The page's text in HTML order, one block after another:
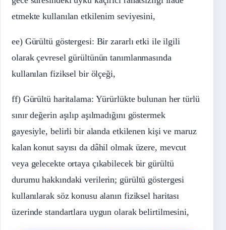
etmekte kullanılan etkilenim seviyesini,
ee) Gürültü göstergesi: Bir zararlı etki ile ilgili
olarak çevresel gürültünün tanımlanmasında
kullanılan fiziksel bir ölçeği,
ff) Gürültü haritalama: Yürürlükte bulunan her türlü
sınır değerin aşılıp aşılmadığını göstermek
gayesiyle, belirli bir alanda etkilenen kişi ve maruz
kalan konut sayısı da dâhil olmak üzere, mevcut
veya gelecekte ortaya çıkabilecek bir gürültü
durumu hakkındaki verilerin; gürültü göstergesi
kullanılarak söz konusu alanın fiziksel haritası
üzerinde standartlara uygun olarak belirtilmesini,